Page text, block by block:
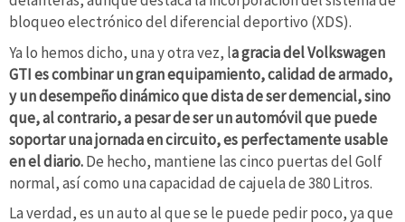
bloqueo electrónico del diferencial deportivo (XDS).
Ya lo hemos dicho, una y otra vez, la gracia del Volkswagen
GTI es combinar un gran equipamiento, calidad de armado,
y un desempeño dinámico que dista de ser demencial, sino
que, al contrario, a pesar de ser un automóvil que puede
soportar una jornada en circuito, es perfectamente usable
en el diario.De hecho, mantiene las cinco puertas del Golf
normal, así como una capacidad de cajuela de 380 Litros.
La verdad, es un auto al que se le puede pedir poco, ya que